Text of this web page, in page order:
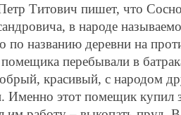
Титович пишет, что
в народе
по названию деревни на
перебывали в
красивый, с народом
Именно этот помещик